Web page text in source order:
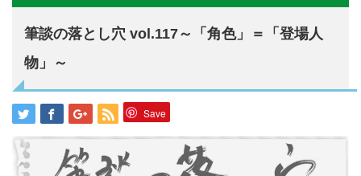
筆談の落とし穴 vol.117～「角色」＝「登場人
物」～
Save